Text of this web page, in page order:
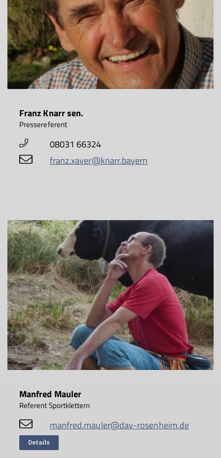
Franz Knarr sen.
Pressereferent
08031 66324
franz.xaver@knarr.bayern
Manfred Mauler
Referent Sportklettern
manfred.mauler@dav-rosenheim.de
Details